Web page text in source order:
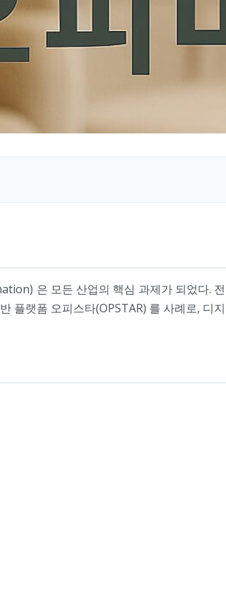
은 모든 산업의 핵심 과제가 되었다.
플랫폼 오피스타(OPSTAR) 를 사례로, 디